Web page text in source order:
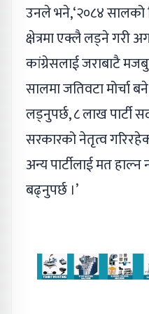
उनले भने,‘२०८४ सालको
क्षेत्रमा एक्लै लड्ने गरी
कांग्रेसलाई जराबाटै
सालमा जतिवटा मोर्चा
लड्नुपर्छ, ८ लाख पार्टी
सरकारको नेतृत्व
अन्य पार्टीलाई मत
बढ्नुपर्छ ।’